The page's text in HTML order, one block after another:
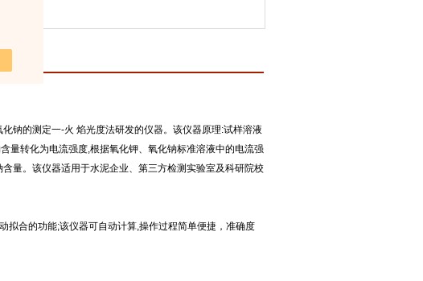
钠的测定一-火 焰光度法研发的仪器。该仪器原理:试样溶液
量转化为电流强度,根据氧化钾、氧化钠标准溶液中的电流强
量。该仪器适用于水泥企业、第三方检测实验室及科研院校
拟合的功能;该仪器可自动计算,操作过程简单便捷，准确度